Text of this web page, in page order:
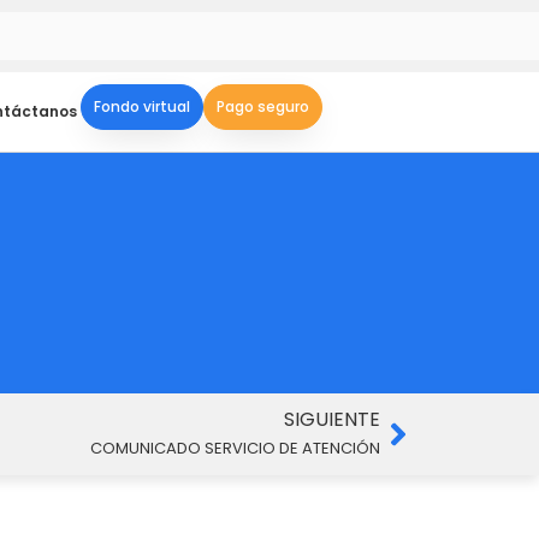
Fondo virtual Pago seguro
SIGUIENTE
COMUNICADO SERVICIO DE ATENCIÓN